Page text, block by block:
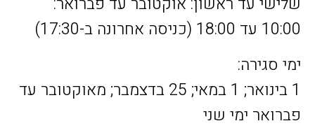
10:00 עד 18:00 (כניסה אחרונה ב-17:30)
ימי סגירה:
1 בינואר; 1 במאי; 25 בדצמבר; מאוקטובר עד
פברואר ימי שני